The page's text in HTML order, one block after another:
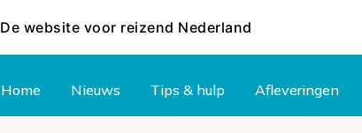
De website voor reizend Nederland
Home Nieuws Tips & hulp Afleveringen